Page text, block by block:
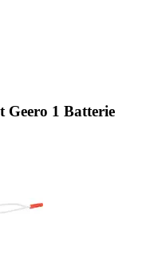
Geero 1 Batterie